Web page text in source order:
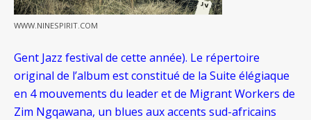
WWW.NINESPIRIT.COM
Gent Jazz festival de cette année). Le répertoire
original de l’album est constitué de la Suite élégiaque
en 4 mouvements du leader et de Migrant Workers de
Zim Ngqawana, un blues aux accents sud-africains